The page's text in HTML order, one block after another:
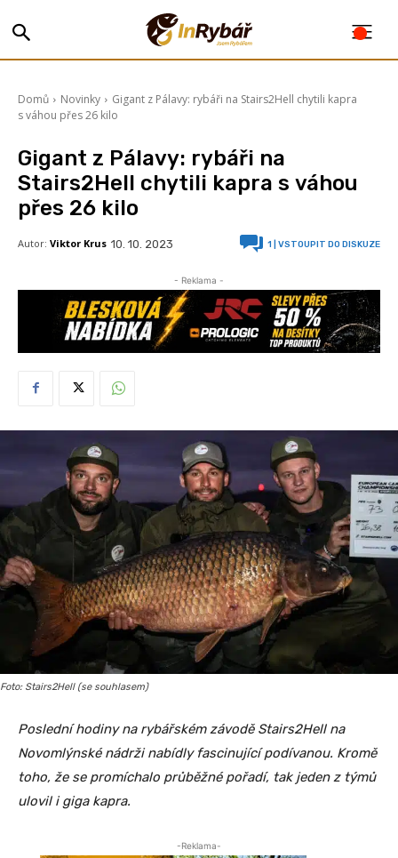
Domů Novinky
Gigant z Pálavy: rybáři na Stairs2Hell chytili kapra
s váhou přes 26 kilo
Gigant z Pálavy: rybáři na
Stairs2Hell chytili kapra s váhou
přes 26 kilo
Autor: Viktor Krus 10. 10. 2023 1 | VSTOUPIT DO DISKUZE
- Reklama -
Foto: Stairs2Hell (se souhlasem)
Poslední hodiny na rybářském závodě Stairs2Hell na
Novomlýnské nádrži nabídly fascinující podívanou. Kromě
toho, že se promíchalo průběžné pořadí, tak jeden z týmů
ulovil i giga kapra.
-Reklama-